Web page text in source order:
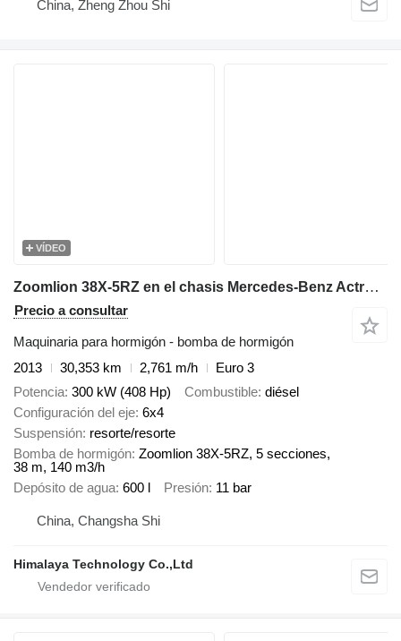
China, Zheng Zhou Shi
VÍDEO
Zoomlion 38X-5RZ en el chasis Mercedes-Benz Actros 3341
Precio a consultar
Maquinaria para hormigón - bomba de hormigón
2013
30,353 km 2,761 m/h
Euro 3
Potencia 300 kW (408 Hp) Combustible diésel
Configuración del eje 6x4
Suspensión resorte/resorte
Bomba de hormigón Zoomlion 38X-5RZ, 5 secciones,
38 m, 140 m3/h
Depósito de agua 600 l Presión 11 bar
China, Changsha Shi
Himalaya Technology Co.,Ltd